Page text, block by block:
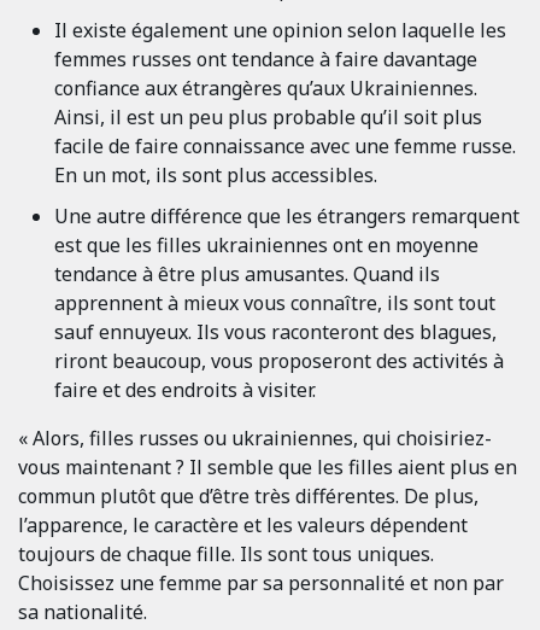
Il existe également une opinion selon laquelle les
femmes russes ont tendance à faire davantage
confiance aux étrangères qu’aux Ukrainiennes.
Ainsi, il est un peu plus probable qu’il soit plus
facile de faire connaissance avec une femme russe.
En un mot, ils sont plus accessibles.
Une autre différence que les étrangers remarquent
est que les filles ukrainiennes ont en moyenne
tendance à être plus amusantes. Quand ils
apprennent à mieux vous connaître, ils sont tout
sauf ennuyeux. Ils vous raconteront des blagues,
riront beaucoup, vous proposeront des activités à
faire et des endroits à visiter.
« Alors, filles russes ou ukrainiennes, qui choisiriez-
vous maintenant ? Il semble que les filles aient plus en
commun plutôt que d’être très différentes. De plus,
l’apparence, le caractère et les valeurs dépendent
toujours de chaque fille. Ils sont tous uniques.
Choisissez une femme par sa personnalité et non par
sa nationalité.